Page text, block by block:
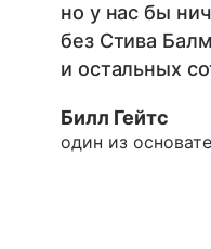
но у нас бы
без Стива
и остальных
Билл Гейтс
один из